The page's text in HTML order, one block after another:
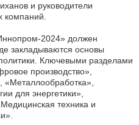
и руководители
2024» должен
закладываются основы
Ключевыми разделами
производство»,
для энергетики»,
техника и